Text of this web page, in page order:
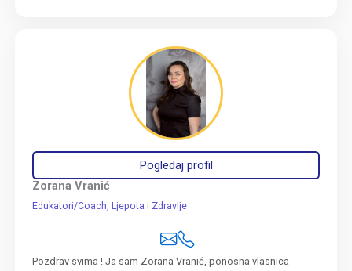
Pogledaj profil
Zorana Vranić
Edukatori/Coach Ljepota i Zdravlje
Pozdrav svima ! Ja sam Zorana Vranić, ponosna vlasnica